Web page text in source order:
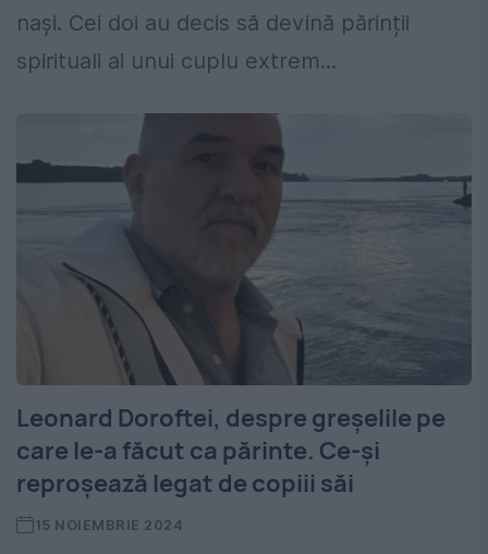
nași. Cei doi au decis să devină părinții
spirituali ai unui cuplu extrem...
Leonard Doroftei, despre greșelile pe
care le-a făcut ca părinte. Ce-și
reproșează legat de copiii săi
15 NOIEMBRIE 2024